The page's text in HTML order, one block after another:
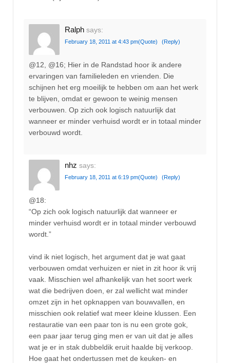
Ralph says:
February 18, 2011 at 4:43 pm(Quote) (Reply)
@12, @16; Hier in de Randstad hoor ik andere
ervaringen van familieleden en vrienden. Die
schijnen het erg moeilijk te hebben om aan het werk
te blijven, omdat er gewoon te weinig mensen
verbouwen. Op zich ook logisch natuurlijk dat
wanneer er minder verhuisd wordt er in totaal minder
verbouwd wordt.
nhz says:
February 18, 2011 at 6:19 pm(Quote) (Reply)
@18:
“Op zich ook logisch natuurlijk dat wanneer er
minder verhuisd wordt er in totaal minder verbouwd
wordt.”
vind ik niet logisch, het argument dat je wat gaat
verbouwen omdat verhuizen er niet in zit hoor ik vrij
vaak. Misschien wel afhankelijk van het soort werk
wat die bedrijven doen, er zal wellicht wat minder
omzet zijn in het opknappen van bouwvallen, en
misschien ook relatief wat meer kleine klussen. Een
restauratie van een paar ton is nu een grote gok,
een paar jaar terug ging men er van uit dat je alles
wat je er in stak dubbeldik eruit haalde bij verkoop.
Hoe gaat het ondertussen met de keuken- en